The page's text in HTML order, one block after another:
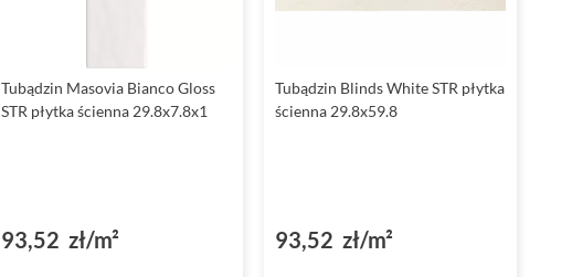
Tubądzin Masovia Bianco Gloss
STR płytka ścienna 29.8x7.8x1
93,52 zł/m²
Tubądzin Blinds White STR płytka
ścienna 29.8x59.8
93,52 zł/m²